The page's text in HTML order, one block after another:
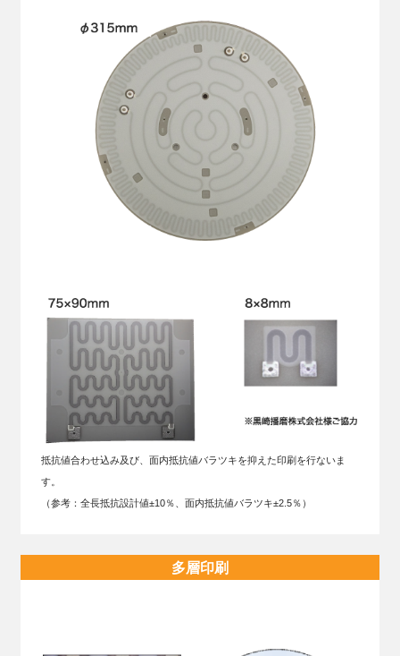
抵抗値合わせ込み及び、面内抵抗値バラツキを抑えた印刷を行ないま
す。
（参考：全長抵抗設計値±10％、面内抵抗値バラツキ±2.5％）
多層印刷